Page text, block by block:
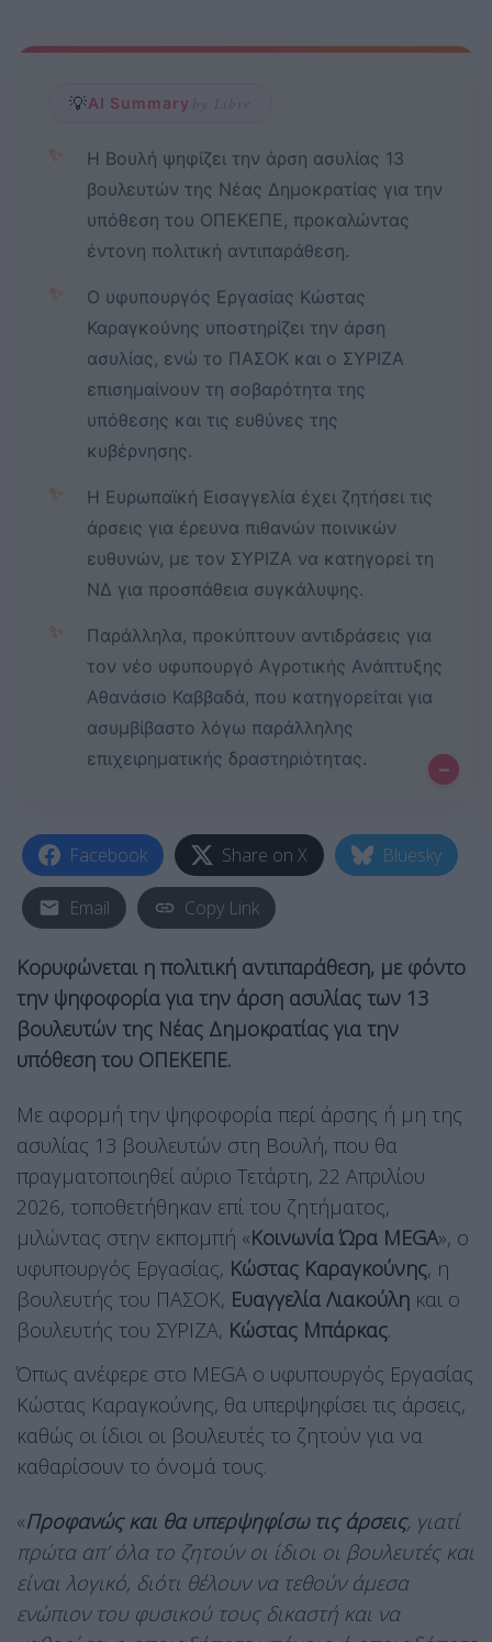
💡AI Summary by Libre
✨
Η Βουλή ψηφίζει την άρση ασυλίας 13
βουλευτών της Νέας Δημοκρατίας για την
υπόθεση του ΟΠΕΚΕΠΕ, προκαλώντας
έντονη πολιτική αντιπαράθεση.
✨
Ο υφυπουργός Εργασίας Κώστας
Καραγκούνης υποστηρίζει την άρση
ασυλίας, ενώ το ΠΑΣΟΚ και ο ΣΥΡΙΖΑ
επισημαίνουν τη σοβαρότητα της
υπόθεσης και τις ευθύνες της
κυβέρνησης.
✨
Η Ευρωπαϊκή Εισαγγελία έχει ζητήσει τις
άρσεις για έρευνα πιθανών ποινικών
ευθυνών, με τον ΣΥΡΙΖΑ να κατηγορεί τη
ΝΔ για προσπάθεια συγκάλυψης.
✨
Παράλληλα, προκύπτουν αντιδράσεις για
τον νέο υφυπουργό Αγροτικής Ανάπτυξης
Αθανάσιο Καββαδά, που κατηγορείται για
ασυμβίβαστο λόγω παράλληλης
επιχειρηματικής δραστηριότητας.
–
Facebook Share on X Bluesky
Email Copy Link
Κορυφώνεται η πολιτική αντιπαράθεση, με φόντο
την ψηφοφορία για την άρση ασυλίας των 13
βουλευτών της Νέας Δημοκρατίας για την
υπόθεση του ΟΠΕΚΕΠΕ.
Με αφορμή την ψηφοφορία περί άρσης ή μη της
ασυλίας 13 βουλευτών στη Βουλή, που θα
πραγματοποιηθεί αύριο Τετάρτη, 22 Απριλίου
2026, τοποθετήθηκαν επί του ζητήματος,
μιλώντας στην εκπομπή «Κοινωνία Ώρα MEGA», ο
υφυπουργός Εργασίας, Κώστας Καραγκούνης, η
βουλευτής του ΠΑΣΟΚ, Ευαγγελία Λιακούλη και ο
βουλευτής του ΣΥΡΙΖΑ, Κώστας Μπάρκας.
Όπως ανέφερε στο MEGA ο υφυπουργός Εργασίας
Κώστας Καραγκούνης, θα υπερψηφίσει τις άρσεις,
καθώς οι ίδιοι οι βουλευτές το ζητούν για να
καθαρίσουν το όνομά τους.
«Προφανώς και θα υπερψηφίσω τις άρσεις, γιατί
πρώτα απ’ όλα το ζητούν οι ίδιοι οι βουλευτές και
είναι λογικό, διότι θέλουν να τεθούν άμεσα
ενώπιον του φυσικού τους δικαστή και να